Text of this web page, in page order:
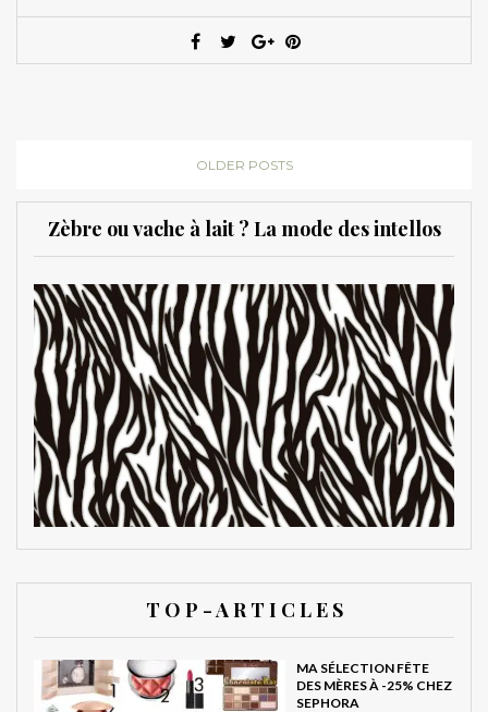
OLDER POSTS
Zèbre ou vache à lait ? La mode des intellos
T O P - A R T I C L E S
MA SÉLECTION FÊTE
DES MÈRES À -25% CHEZ
SEPHORA